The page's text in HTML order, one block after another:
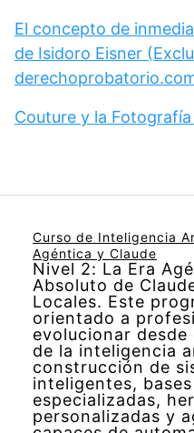
El concepto de
de Isidoro Eisner
Couture y la
Curso de Inteligencia
Agéntica y Claude
Nivel 2: La Era
Absoluto de
Locales. Este
orientado a
evolucionar
de la inteligencia
construcción de
inteligentes,
especializadas,
personalizadas y